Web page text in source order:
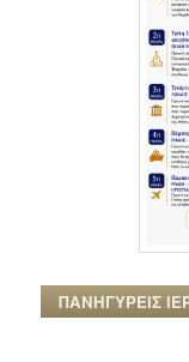
ΠΑΝΗΓΥΡΕΙΣ